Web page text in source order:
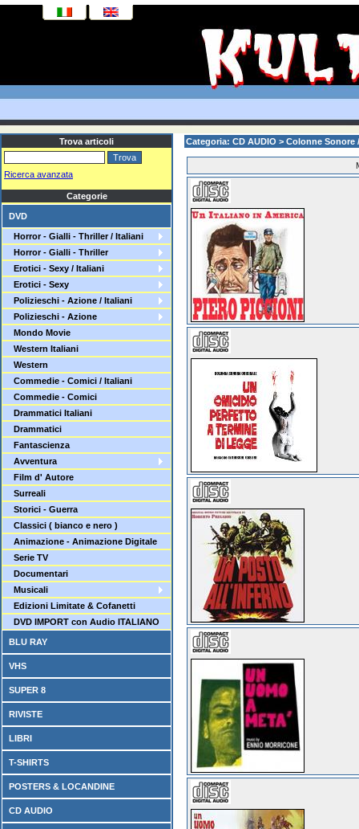
Trova articoli
Ricerca avanzata
Categorie
DVD
Horror - Gialli - Thriller / Italiani
Horror - Gialli - Thriller
Erotici - Sexy / Italiani
Erotici - Sexy
Polizieschi - Azione / Italiani
Polizieschi - Azione
Mondo Movie
Western Italiani
Western
Commedie - Comici / Italiani
Commedie - Comici
Drammatici Italiani
Drammatici
Fantascienza
Avventura
Film d' Autore
Surreali
Storici - Guerra
Classici ( bianco e nero )
Animazione - Animazione Digitale
Serie TV
Documentari
Musicali
Edizioni Limitate & Cofanetti
DVD IMPORT con Audio ITALIANO
BLU RAY
VHS
SUPER 8
RIVISTE
LIBRI
T-SHIRTS
POSTERS & LOCANDINE
CD AUDIO
Categoria: CD AUDIO > Colonne